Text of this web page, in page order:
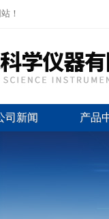
！
司新闻 产品